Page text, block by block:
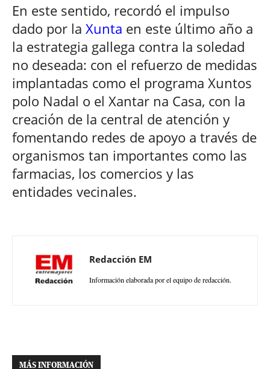
En este sentido, recordó el impulso
dado por la Xunta en este último año a
la estrategia gallega contra la soledad
no deseada: con el refuerzo de medidas
implantadas como el programa Xuntos
polo Nadal o el Xantar na Casa, con la
creación de la central de atención y
fomentando redes de apoyo a través de
organismos tan importantes como las
farmacias, los comercios y las
entidades vecinales.
Redacción EM
Información elaborada por el equipo de redacción.
MÁS INFORMACIÓN